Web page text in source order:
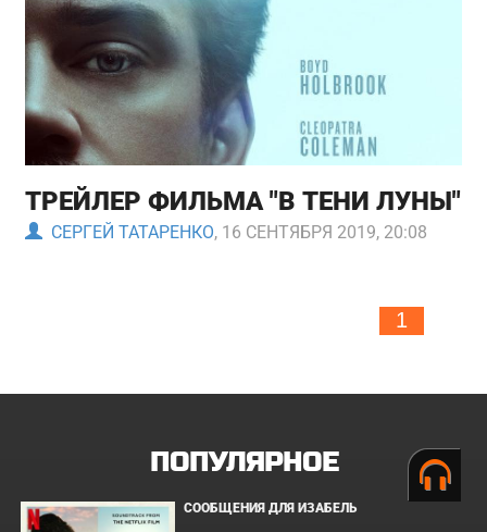
ТРЕЙЛЕР ФИЛЬМА "В ТЕНИ ЛУНЫ"
СЕРГЕЙ ТАТАРЕНКО, 16 СЕНТЯБРЯ 2019, 20:08
1
ПОПУЛЯРНОЕ
СООБЩЕНИЯ ДЛЯ ИЗАБЕЛЬ